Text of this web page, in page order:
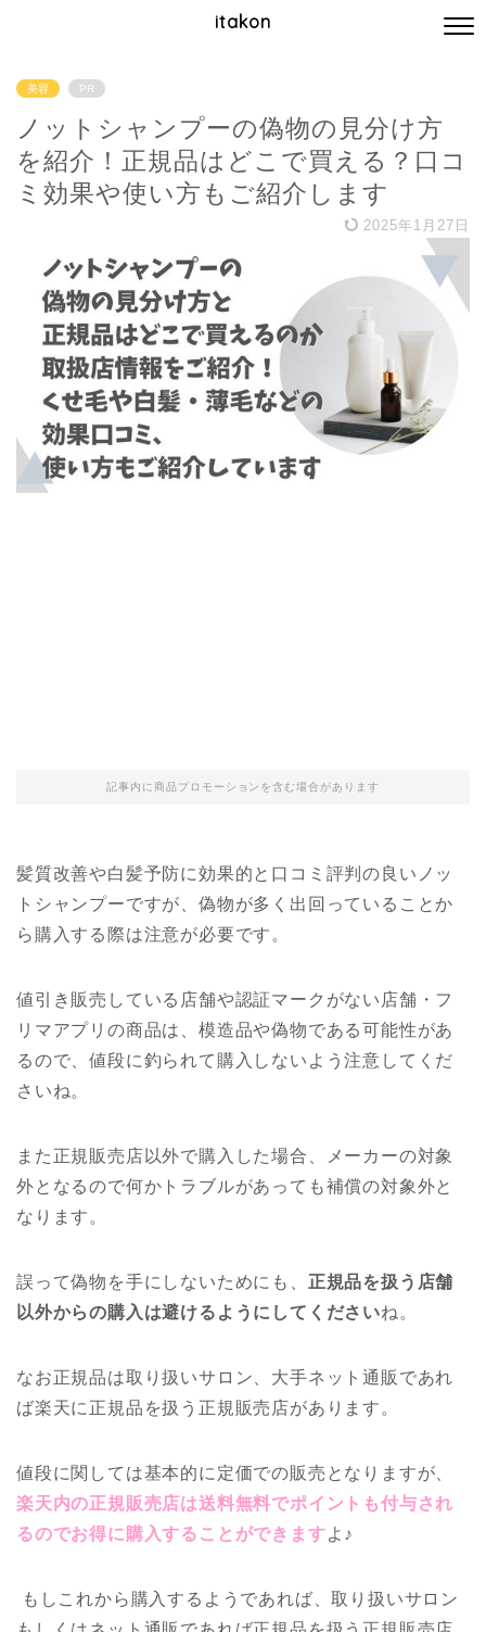
itakon
美容 PR
ノットシャンプーの偽物の見分け方
を紹介！正規品はどこで買える？口コ
ミ効果や使い方もご紹介します
2025年1月27日
記事内に商品プロモーションを含む場合があります
髪質改善や白髪予防に効果的と口コミ評判の良いノッ
トシャンプーですが、偽物が多く出回っていることか
ら購入する際は注意が必要です。
値引き販売している店舗や認証マークがない店舗・フ
リマアプリの商品は、模造品や偽物である可能性があ
るので、値段に釣られて購入しないよう注意してくだ
さいね。
また正規販売店以外で購入した場合、メーカーの対象
外となるので何かトラブルがあっても補償の対象外と
なります。
誤って偽物を手にしないためにも、 正規品を扱う店舗
以外からの購入は避けるようにしてくださいね。
なお正規品は取り扱いサロン、大手ネット通販であれ
ば楽天に正規品を扱う正規販売店があります。
値段に関しては基本的に定価での販売となりますが、
楽天内の正規販売店は送料無料でポイントも付与され
るのでお得に購入することができますよ♪
もしこれから購入するようであれば、取り扱いサロン